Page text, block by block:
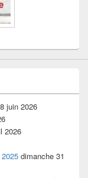
juin 2026
2026
dimanche 31